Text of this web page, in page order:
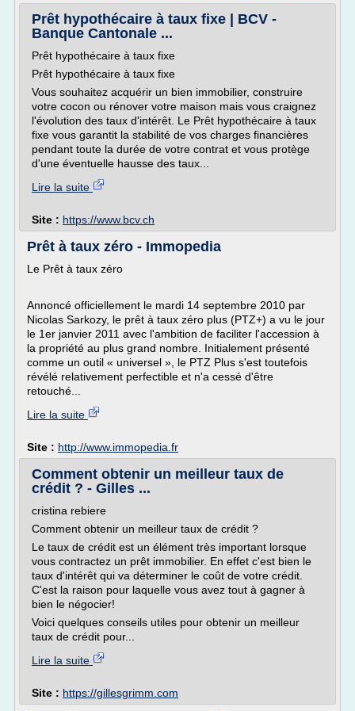
Prêt hypothécaire à taux fixe | BCV -
Banque Cantonale ...
Prêt hypothécaire à taux fixe
Prêt hypothécaire à taux fixe
Vous souhaitez acquérir un bien immobilier, construire
votre cocon ou rénover votre maison mais vous craignez
l'évolution des taux d'intérêt. Le Prêt hypothécaire à taux
fixe vous garantit la stabilité de vos charges financières
pendant toute la durée de votre contrat et vous protège
d'une éventuelle hausse des taux...
Lire la suite
Site : https://www.bcv.ch
Prêt à taux zéro - Immopedia
Le Prêt à taux zéro
Annoncé officiellement le mardi 14 septembre 2010 par
Nicolas Sarkozy, le prêt à taux zéro plus (PTZ+) a vu le jour
le 1er janvier 2011 avec l'ambition de faciliter l'accession à
la propriété au plus grand nombre. Initialement présenté
comme un outil « universel », le PTZ Plus s'est toutefois
révélé relativement perfectible et n'a cessé d'être
retouché...
Lire la suite
Site : http://www.immopedia.fr
Comment obtenir un meilleur taux de
crédit ? - Gilles ...
cristina rebiere
Comment obtenir un meilleur taux de crédit ?
Le taux de crédit est un élément très important lorsque
vous contractez un prêt immobilier. En effet c'est bien le
taux d'intérêt qui va déterminer le coût de votre crédit.
C'est la raison pour laquelle vous avez tout à gagner à
bien le négocier!
Voici quelques conseils utiles pour obtenir un meilleur
taux de crédit pour...
Lire la suite
Site : https://gillesgrimm.com